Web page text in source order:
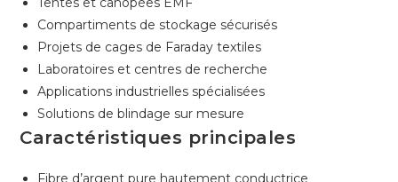
Compartiments de stockage sécurisés
Projets de cages de Faraday textiles
Laboratoires et centres de recherche
Applications industrielles spécialisées
Solutions de blindage sur mesure
Caractéristiques principales
Fibre d’argent pure hautement conductrice